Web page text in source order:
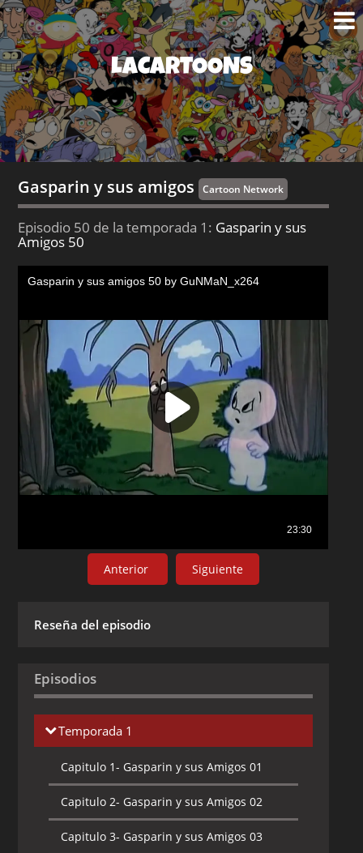
LACARTOONS
Gasparin y sus amigos Cartoon Network
Episodio 50 de la temporada 1: Gasparin y sus
Amigos 50
Anterior Siguiente
Reseña del episodio
Episodios
Temporada 1
Capitulo 1- Gasparin y sus Amigos 01
Capitulo 2- Gasparin y sus Amigos 02
Capitulo 3- Gasparin y sus Amigos 03